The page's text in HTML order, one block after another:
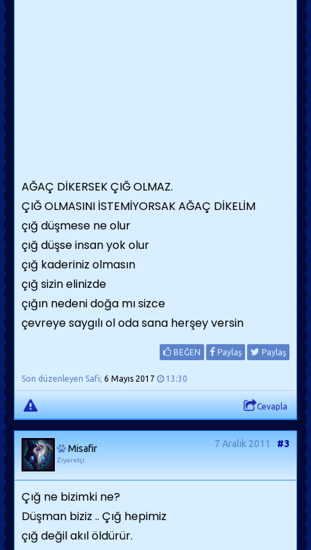
AĞAÇ DİKERSEK ÇIĞ OLMAZ.
ÇIĞ OLMASINI İSTEMİYORSAK AĞAÇ DİKELİM
çığ düşmese ne olur
çığ düşse insan yok olur
çığ kaderiniz olmasın
çığ sizin elinizde
çığın nedeni doğa mı sizce
çevreye saygılı ol oda sana herşey versin
BEĞEN Paylaş Paylaş
Son düzenleyen Safi; 6 Mayıs 2017 13:30
Cevapla
Misafir
Ziyaretçi
7 Aralık 2011 #3
Çığ ne bizimki ne?
Düşman biziz .. Çığ hepimiz
çığ değil akıl öldürür.